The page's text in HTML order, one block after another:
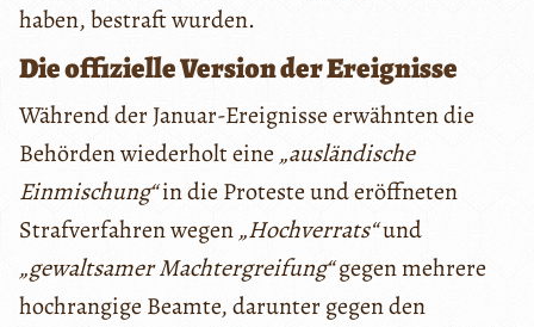
haben, bestraft wurden.
Die offizielle Version der Ereignisse
Während der Januar-Ereignisse erwähnten die
Behörden wiederholt eine„ausländische
Einmischung“in die Proteste und eröffneten
Strafverfahren wegen„Hochverrats“und
„gewaltsamer Machtergreifung“gegen mehrere
hochrangige Beamte, darunter gegen den